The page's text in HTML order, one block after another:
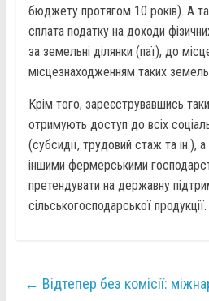
бюджету протягом 10 років). А
сплата податку на доходи
за земельні ділянки (паї), до
місцезнаходженням таких
Крім того, зареєструвавшись
отримують доступ до всіх
(субсидії, трудовий стаж та ін.), а
іншими фермерськими
претендувати на державну
сільськогосподарської продукції.
← Відтепер без комісії: